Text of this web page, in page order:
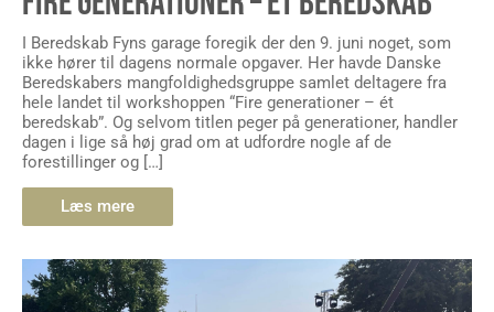
I Beredskab Fyns garage foregik der den 9. juni noget, som
ikke hører til dagens normale opgaver. Her havde Danske
Beredskabers mangfoldighedsgruppe samlet deltagere fra
hele landet til workshoppen “Fire generationer – ét
beredskab”. Og selvom titlen peger på generationer, handler
dagen i lige så høj grad om at udfordre nogle af de
forestillinger og […]
Læs mere